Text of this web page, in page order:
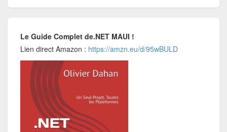
Le Guide Complet de.NET MAUI !
Lien direct Amazon : https://amzn.eu/d/95wBULD